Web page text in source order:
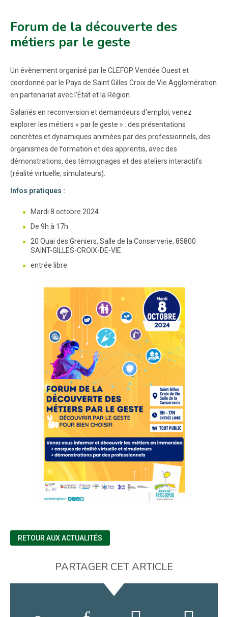
Forum de la découverte des
métiers par le geste
Un évènement organisé par le CLEFOP Vendée Ouest et
coordonné par le Pays de Saint Gilles Croix de Vie Agglomération
en partenariat avec l'État et la Région.
Salariés en reconversion et demandeurs d'emploi, venez
explorer les métiers « par le geste » : des présentations
concrètes et dynamiques animées par des professionnels, des
organismes de formation et des apprentis, avec des
démonstrations, des témoignages et des ateliers interactifs
(réalité virtuelle, simulateurs).
Infos pratiques :
Mardi 8 octobre 2024
De 9h à 17h
20 Quai des Greniers, Salle de la Conserverie, 85800
SAINT-GILLES-CROIX-DE-VIE
entrée libre
RETOUR AUX ACTUALITÉS
PARTAGER CET ARTICLE